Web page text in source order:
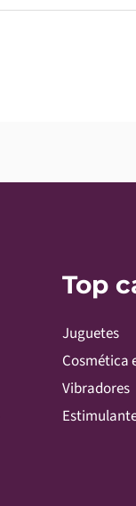
Top
Juguetes
Cosmética
Vibradores